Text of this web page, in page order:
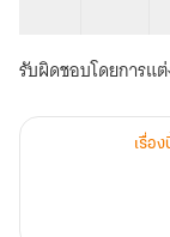
รับผิดชอบโดยการแ
เรื่อ